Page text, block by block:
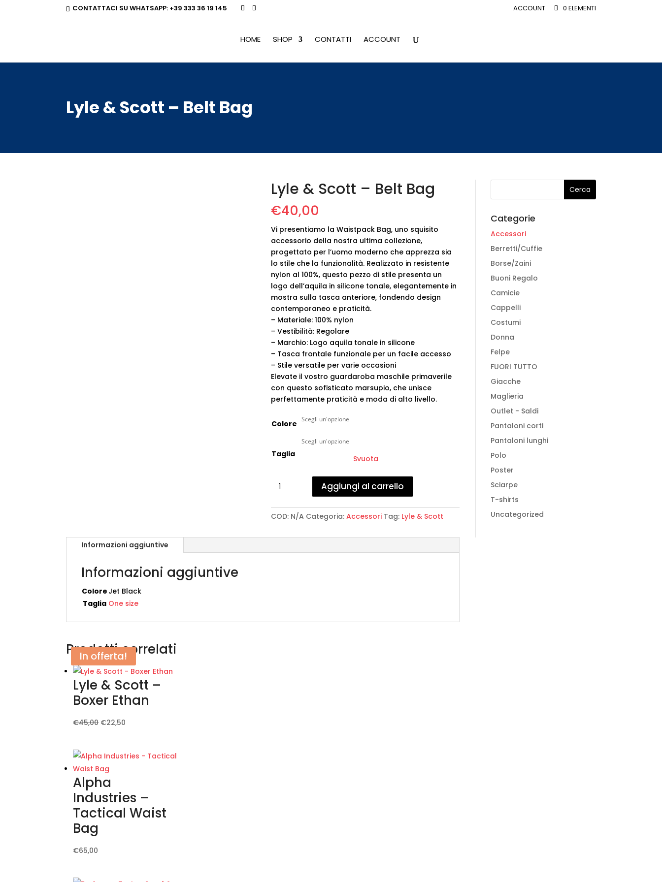
CONTATTACI SU WHATSAPP: +39 333 36 19 145 ACCOUNT 0 ELEMENTI
HOME SHOP CONTATTI ACCOUNT
Lyle & Scott – Belt Bag
Lyle & Scott – Belt Bag
€40,00
Vi presentiamo la Waistpack Bag, uno squisito
accessorio della nostra ultima collezione,
progettato per l’uomo moderno che apprezza sia
lo stile che la funzionalità. Realizzato in resistente
nylon al 100%, questo pezzo di stile presenta un
logo dell’aquila in silicone tonale, elegantemente in
mostra sulla tasca anteriore, fondendo design
contemporaneo e praticità.
– Materiale: 100% nylon
– Vestibilità: Regolare
– Marchio: Logo aquila tonale in silicone
– Tasca frontale funzionale per un facile accesso
– Stile versatile per varie occasioni
Elevate il vostro guardaroba maschile primaverile
con questo sofisticato marsupio, che unisce
perfettamente praticità e moda di alto livello.
Colore
Taglia
Svuota
-
Aggiungi al carrello
COD: N/A Categoria: Accessori Tag: Lyle & Scott
Informazioni aggiuntive
Informazioni aggiuntive
Colore Jet Black
Taglia One size
Prodotti correlati
In offerta!
Lyle & Scott –
Boxer Ethan
€45,00 Il
era:
€45,00.
€22,50
è:
più
opzioni
possono
Alpha
Industries –
Tactical Waist
Bag
€65,00
Categorie
Accessori
Berretti/Cuffie
Borse/Zaini
Buoni Regalo
Camicie
Cappelli
Costumi
Donna
Felpe
FUORI TUTTO
Giacche
Maglieria
Outlet - Saldi
Pantaloni corti
Pantaloni lunghi
Polo
Poster
Sciarpe
T-shirts
Uncategorized